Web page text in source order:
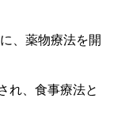
、薬物療法を開
れ、食事療法と